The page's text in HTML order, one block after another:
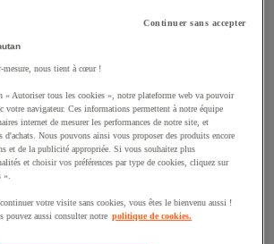
diable
et inox
levage
Continuer sans accepter
nous tient à cœur !
« Autoriser tous les cookies », notre plateforme web va pouvoir
votre navigateur. Ces informations permettent à notre équipe
internet de mesurer les performances de notre site, et
d'achats. Nous pouvons ainsi vous proposer des produits encore
et de la publicité appropriée. Si vous souhaitez plus
et choisir vos préférences par type de cookies, cliquez sur
».
votre visite sans cookies, vous êtes le bienvenu aussi !
pouvez aussi consulter notre politique de cookies.